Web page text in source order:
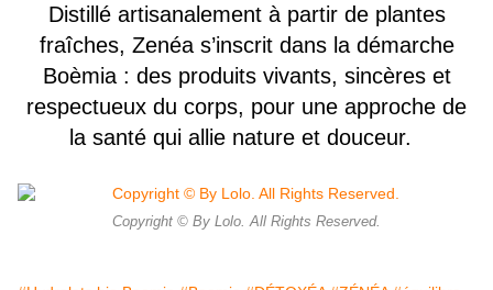
Distillé artisanalement à partir de plantes
fraîches, Zenéa s’inscrit dans la démarche
Boèmia : des produits vivants, sincères et
respectueux du corps, pour une approche de
la santé qui allie nature et douceur.
Copyright © By Lolo. All Rights Reserved.